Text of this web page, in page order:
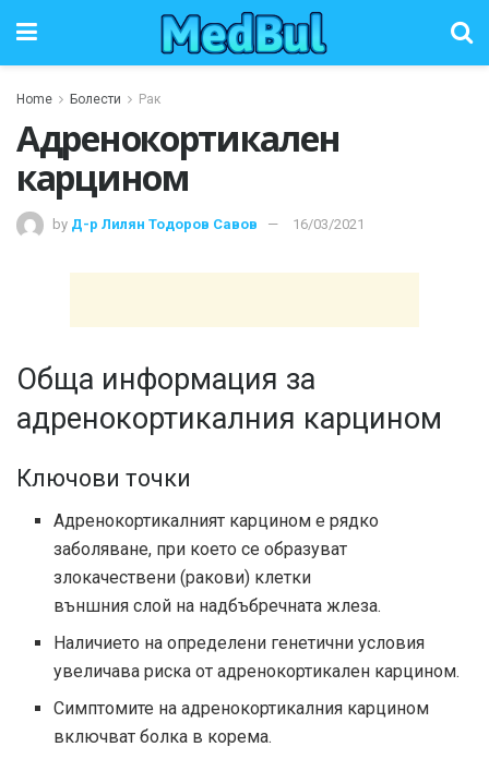
Home Болести Рак
Адренокортикален
карцином
by Д-р Лилян Тодоров Савов 16/03/2021
Обща информация за
адренокортикалния карцином
Ключови точки
Адренокортикалният карцином е рядко
заболяване, при което се образуват
злокачествени (ракови) клетки
външния слой на надбъбречната жлеза.
Наличието на определени генетични условия
увеличава риска от адренокортикален карцином.
Симптомите на адренокортикалния карцином
включват болка в корема.